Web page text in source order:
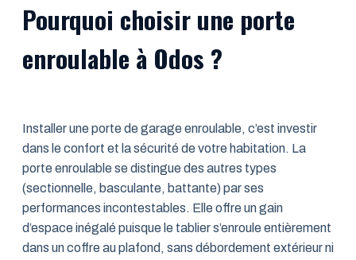
Pourquoi choisir une porte
enroulable à Odos ?
Installer une porte de garage enroulable, c’est investir
dans le confort et la sécurité de votre habitation. La
porte enroulable se distingue des autres types
(sectionnelle, basculante, battante) par ses
performances incontestables. Elle offre un gain
d’espace inégalé puisque le tablier s’enroule entièrement
dans un coffre au plafond, sans débordement extérieur ni